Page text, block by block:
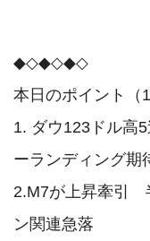
◆◇◆◇◆◇
本日のポイント（
1. ダウ123ドル高
ーランディング期
2.M7が上昇牽引
ン関連急落